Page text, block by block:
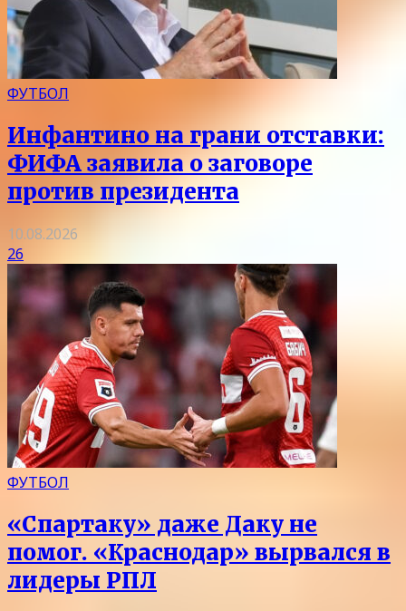
ФУТБОЛ
Инфантино на грани отставки:
ФИФА заявила о заговоре
против президента
10.08.2026
26
ФУТБОЛ
«Спартаку» даже Даку не
помог. «Краснодар» вырвался в
лидеры РПЛ